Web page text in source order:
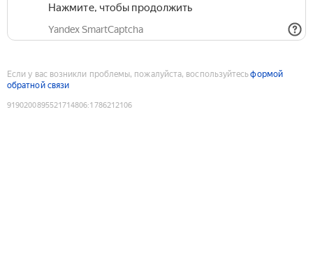
Нажмите, чтобы продолжить
Yandex SmartCaptcha
Если у вас возникли проблемы, пожалуйста, воспользуйтесьформой
обратной связи
9190200895521714806:1786212106